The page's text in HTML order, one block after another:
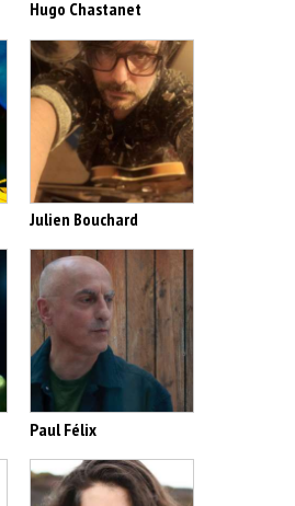
Hugo Chastanet
Julien Bouchard
Paul Félix